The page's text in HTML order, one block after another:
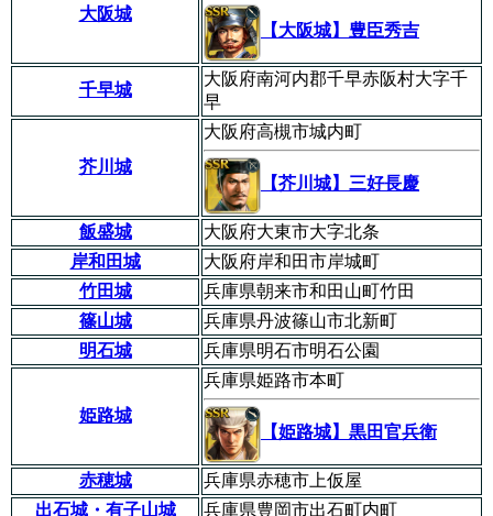
大阪城
【大阪城】豊臣秀吉
千早城
大阪府南河内郡千早赤阪村大字千
早
芥川城
大阪府高槻市城内町
【芥川城】三好長慶
飯盛城
大阪府大東市大字北条
岸和田城
大阪府岸和田市岸城町
竹田城
兵庫県朝来市和田山町竹田
篠山城
兵庫県丹波篠山市北新町
明石城
兵庫県明石市明石公園
姫路城
兵庫県姫路市本町
【姫路城】黒田官兵衛
赤穂城
兵庫県赤穂市上仮屋
出石城・有子山城
兵庫県豊岡市出石町内町